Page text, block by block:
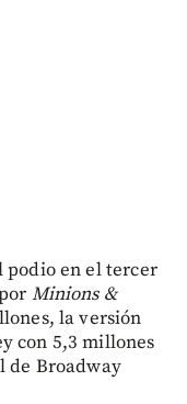
podio en el tercer
Minions &
la versión
con 5,3 millones
de Broadway